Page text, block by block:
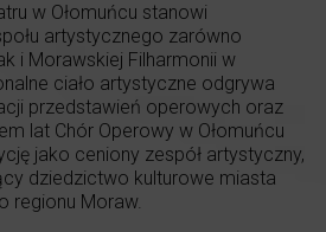
w Ołomuńcu stanowi
artystycznego zarówno
i Morawskiej Filharmonii w
ciało artystyczne odgrywa
przedstawień operowych oraz
lat Chór Operowy w Ołomuńcu
jako ceniony zespół artystyczny,
dziedzictwo kulturowe miasta
regionu Moraw.